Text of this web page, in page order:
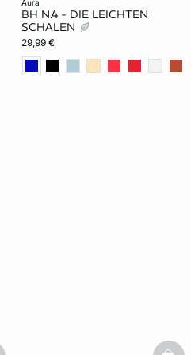
aura
BH N.4 - DIE LEICHTEN
SCHALEN
29,99 €